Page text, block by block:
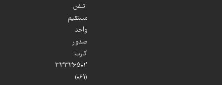
تلفن
مستقیم
واحد
صدور
کارت:
33336502
(061)